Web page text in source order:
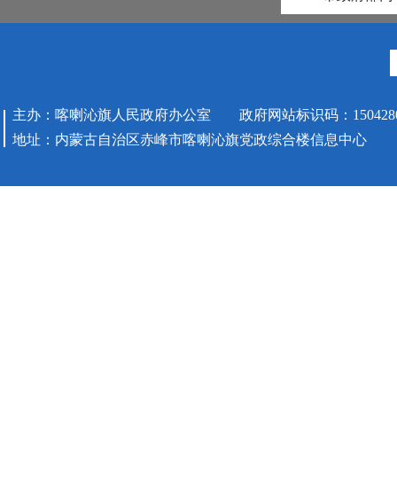
主办：喀喇沁旗人民政府办公室 政府网站标识码：
地址：内蒙古自治区赤峰市喀喇沁旗党政综合楼信息中心